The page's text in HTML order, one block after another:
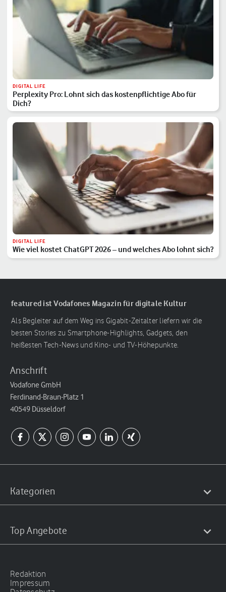
DIGITAL LIFE
Perplexity Pro: Lohnt sich das kostenpflichtige Abo für
Dich?
DIGITAL LIFE
Wie viel kostet ChatGPT 2026 – und welches Abo lohnt sich?
featured ist Vodafones Magazin für digitale Kultur
Als Begleiter auf dem Weg ins Gigabit-Zeitalter liefern wir die
besten Stories zu Smartphone-Highlights, Gadgets, den
heißesten Tech-News und Kino- und TV-Höhepunkte.
Anschrift
Vodafone GmbH
Ferdinand-Braun-Platz 1
40549 Düsseldorf
Kategorien
Top Angebote
Redaktion
Impressum